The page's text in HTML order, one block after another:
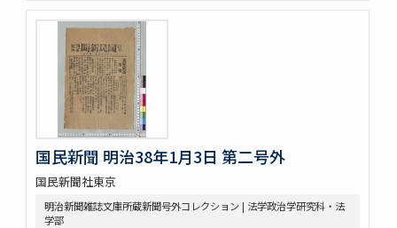
国民新聞 明治38年1月3日 第二号外
国民新聞社東京
明治新聞雑誌文庫所蔵新聞号外コレクション | 法学政治学研究科・法
学部